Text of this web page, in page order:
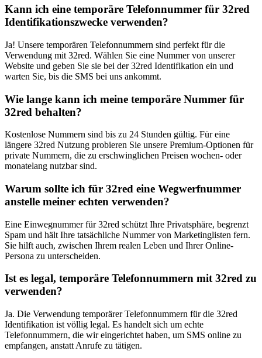
Kann ich eine temporäre Telefonnummer für 32red
Identifikationszwecke verwenden?
Ja! Unsere temporären Telefonnummern sind perfekt für die
Verwendung mit 32red. Wählen Sie eine Nummer von unserer
Website und geben Sie sie bei der 32red Identifikation ein und
warten Sie, bis die SMS bei uns ankommt.
Wie lange kann ich meine temporäre Nummer für
32red behalten?
Kostenlose Nummern sind bis zu 24 Stunden gültig. Für eine
längere 32red Nutzung probieren Sie unsere Premium-Optionen für
private Nummern, die zu erschwinglichen Preisen wochen- oder
monatelang nutzbar sind.
Warum sollte ich für 32red eine Wegwerfnummer
anstelle meiner echten verwenden?
Eine Einwegnummer für 32red schützt Ihre Privatsphäre, begrenzt
Spam und hält Ihre tatsächliche Nummer von Marketinglisten fern.
Sie hilft auch, zwischen Ihrem realen Leben und Ihrer Online-
Persona zu unterscheiden.
Ist es legal, temporäre Telefonnummern mit 32red zu
verwenden?
Ja. Die Verwendung temporärer Telefonnummern für die 32red
Identifikation ist völlig legal. Es handelt sich um echte
Telefonnummern, die wir eingerichtet haben, um SMS online zu
empfangen, anstatt Anrufe zu tätigen.